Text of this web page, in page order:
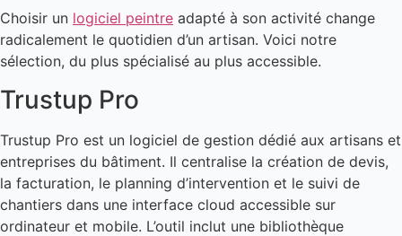
Choisir un logiciel peintre adapté à son activité change
radicalement le quotidien d’un artisan. Voici notre
sélection, du plus spécialisé au plus accessible.
Trustup Pro
Trustup Pro est un logiciel de gestion dédié aux artisans et
entreprises du bâtiment. Il centralise la création de devis,
la facturation, le planning d’intervention et le suivi de
chantiers dans une interface cloud accessible sur
ordinateur et mobile. L’outil inclut une bibliothèque